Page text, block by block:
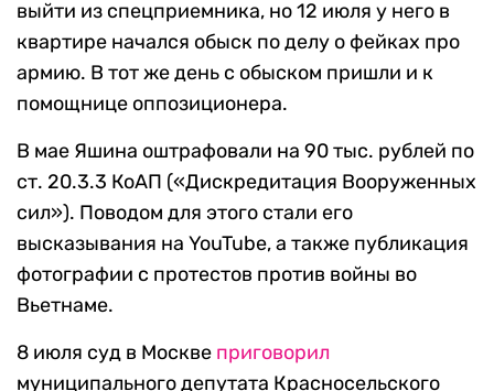
выйти из спецприемника, но 12 июля у него в
квартире начался обыск по делу о фейках про
армию. В тот же день с обыском пришли и к
помощнице оппозиционера.
В мае Яшина оштрафовали на 90 тыс. рублей по
ст. 20.3.3 КоАП («Дискредитация Вооруженных
сил»). Поводом для этого стали его
высказывания на YouTube, а также публикация
фотографии с протестов против войны во
Вьетнаме.
8 июля суд в Москве приговорил
муниципального депутата Красносельского